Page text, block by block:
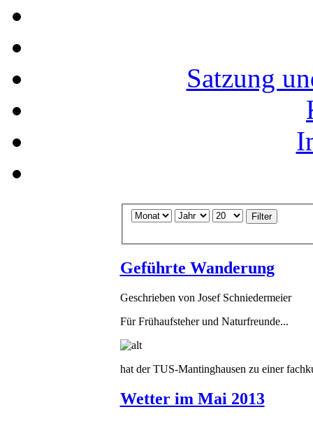
Satzung
Filter
Geführte Wanderung
Geschrieben von Josef Schniedermeier
Für Frühaufsteher und Naturfreunde...
hat der TUS-Mantinghausen zu einer
Wetter im Mai 2013